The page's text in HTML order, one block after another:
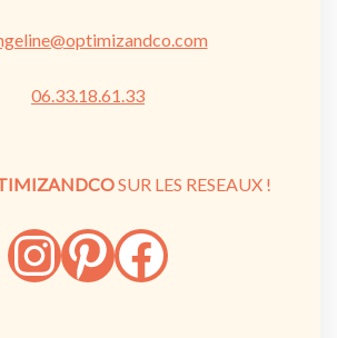
06.33.18.61.33
SUR LES RESEAUX !